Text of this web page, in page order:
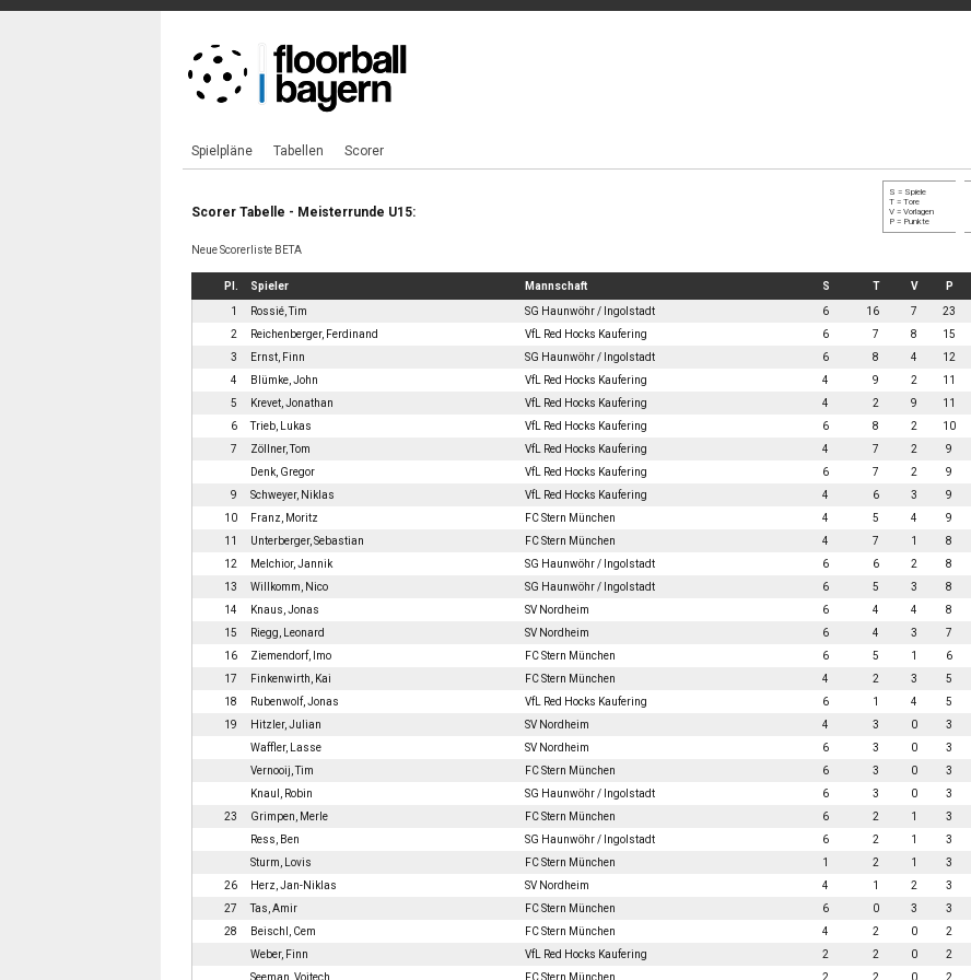
Spielpläne Tabellen Scorer
S = Spiele
T = Tore
V = Vorlagen
P = Punkte
Scorer Tabelle - Meisterrunde U15:
Neue Scorerliste BETA
Pl. Spieler Mannschaft S T V P
1 Rossié, Tim SG Haunwöhr / Ingolstadt 6 16 7 23
2
Reichenberger, Ferdinand VfL Red Hocks Kaufering 6 7 8 15
3
Ernst, Finn SG Haunwöhr / Ingolstadt 6 8 4 12
4
Blümke, John VfL Red Hocks Kaufering 4 9 2 11
5
Krevet, Jonathan VfL Red Hocks Kaufering 4 2 9 11
6
Trieb, Lukas VfL Red Hocks Kaufering 6 8 2 10
7
Zöllner, Tom VfL Red Hocks Kaufering 4 7 2 9
Denk, Gregor
VfL Red Hocks Kaufering 6 7 2 9
9
Schweyer, Niklas VfL Red Hocks Kaufering 4 6 3 9
10
Franz, Moritz FC Stern München 4 5 4 9
11
Unterberger, Sebastian FC Stern München 4 7 1 8
12
Melchior, Jannik SG Haunwöhr / Ingolstadt 6 6 2 8
13
Willkomm, Nico SG Haunwöhr / Ingolstadt 6 5 3 8
14
Knaus, Jonas SV Nordheim 6 4 4 8
15
Riegg, Leonard SV Nordheim 6 4 3 7
16
Ziemendorf, Imo FC Stern München 6 5 1 6
17
Finkenwirth, Kai FC Stern München 4 2 3 5
18
Rubenwolf, Jonas VfL Red Hocks Kaufering 6 1 4 5
19
Hitzler, Julian SV Nordheim 4 3 0 3
Waffler, Lasse
SV Nordheim 6 3 0 3
Vernooij, Tim
FC Stern München 6 3 0 3
Knaul, Robin
SG Haunwöhr / Ingolstadt 6 3 0 3
23
Grimpen, Merle FC Stern München 6 2 1 3
Ress, Ben
SG Haunwöhr / Ingolstadt 6 2 1 3
Sturm, Lovis
FC Stern München 1 2 1 3
26
Herz, Jan-Niklas SV Nordheim 4 1 2 3
27
Tas, Amir FC Stern München 6 0 3 3
28
Beischl, Cem FC Stern München 4 2 0 2
Weber, Finn
VfL Red Hocks Kaufering 2 2 0 2
Seeman, Vojtech
FC Stern München 2 2 0 2